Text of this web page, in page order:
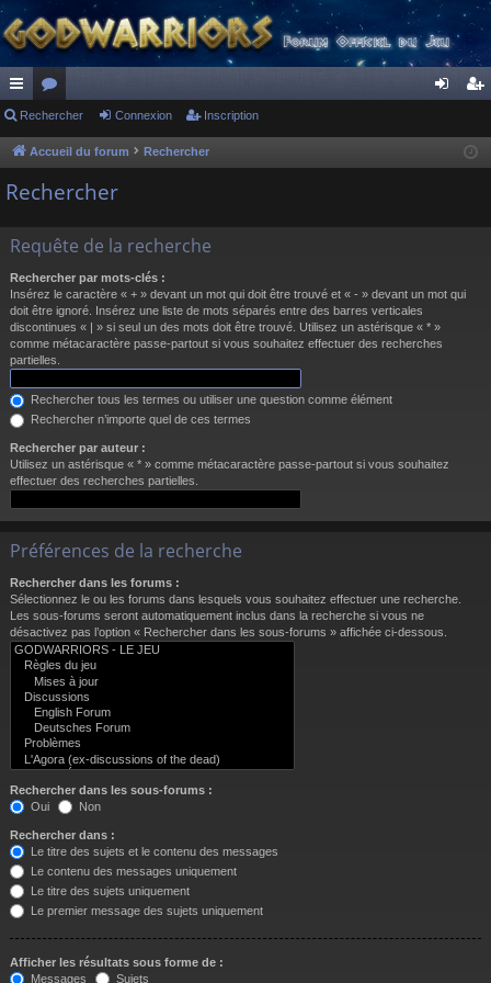
ac
co
ur
s
or
u
m
cri
Rechercher Connexion Inscription
Accueil du forum Rechercher
Rechercher
Requête de la recherche
Rechercher par mots-clés :
Insérez le caractère « + » devant un mot qui doit être trouvé et « - » devant un mot qui
doit être ignoré. Insérez une liste de mots séparés entre des barres verticales
discontinues « | » si seul un des mots doit être trouvé. Utilisez un astérisque « * »
comme métacaractère passe-partout si vous souhaitez effectuer des recherches
partielles.
Rechercher tous les termes ou utiliser une question comme élément
Rechercher n’importe quel de ces termes
Rechercher par auteur :
Utilisez un astérisque « * » comme métacaractère passe-partout si vous souhaitez
effectuer des recherches partielles.
Préférences de la recherche
Rechercher dans les forums :
Sélectionnez le ou les forums dans lesquels vous souhaitez effectuer une recherche.
Les sous-forums seront automatiquement inclus dans la recherche si vous ne
désactivez pas l’option « Rechercher dans les sous-forums » affichée ci-dessous.
Rechercher dans les sous-forums :
Oui
Non
Rechercher dans :
Le titre des sujets et le contenu des messages
Le contenu des messages uniquement
Le titre des sujets uniquement
Le premier message des sujets uniquement
Afficher les résultats sous forme de :
Messages
Sujets